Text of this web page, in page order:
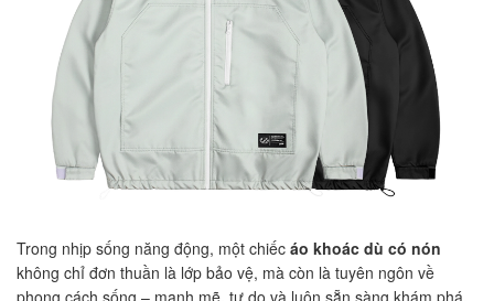
Trong nhịp sống năng động, một chiếc áo khoác dù có nón
không chỉ đơn thuần là lớp bảo vệ, mà còn là tuyên ngôn về
phong cách sống – mạnh mẽ, tự do và luôn sẵn sàng khám phá.